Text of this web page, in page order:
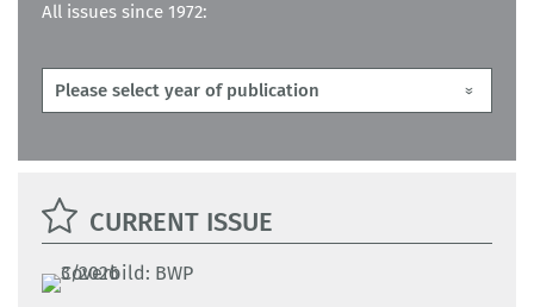
All issues since 1972:
CURRENT ISSUE